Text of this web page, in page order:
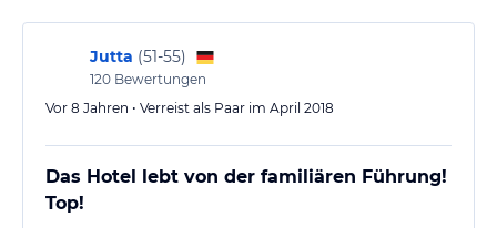
Jutta (51-55)
120 Bewertungen
Vor 8 Jahren • Verreist als Paar im April 2018
Das Hotel lebt von der familiären Führung!
Top!